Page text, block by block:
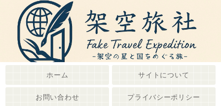
ホーム サイトについて
お問い合わせ プライバシーポリシー